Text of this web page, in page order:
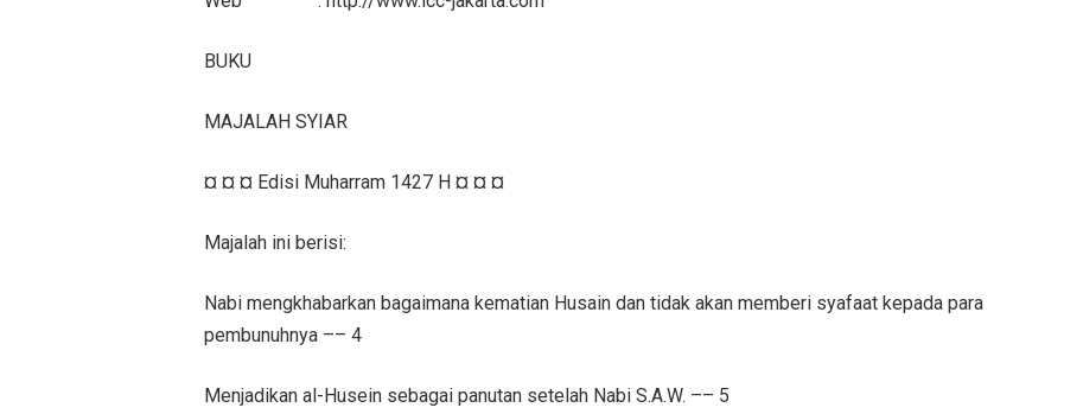
BUKU
MAJALAH SYIAR
¤ ¤ ¤ Edisi Muharram 1427 H ¤ ¤ ¤
Majalah ini berisi:
Nabi mengkhabarkan bagaimana kematian Husain dan tidak akan memberi syafaat kepada para
pembunuhnya –– 4
Menjadikan al-Husein sebagai panutan setelah Nabi S.A.W. –– 5